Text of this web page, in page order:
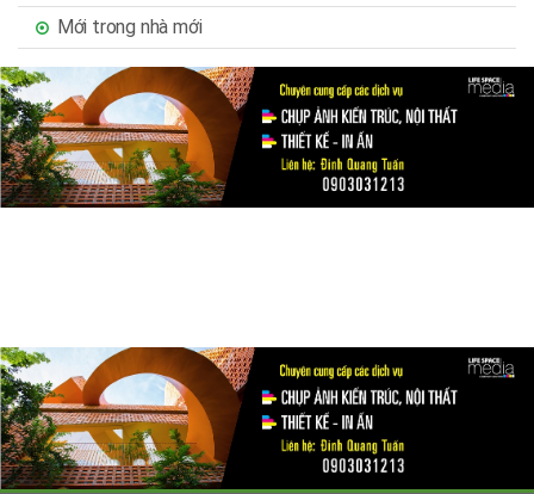
Mới trong nhà mới